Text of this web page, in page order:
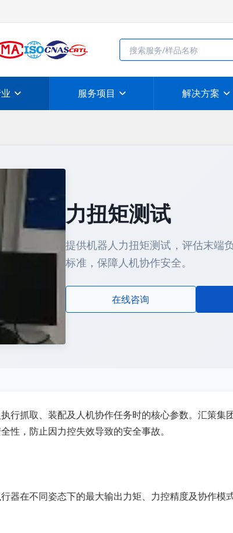
服务项目 解决方案
力扭矩测试
提供机器人力扭矩测试，评估末端
标准，保障人机协作安全。
在线咨询
行抓取、装配及人机协作任务时的核心参数。汇策
性，防止因力控失效导致的安全事故。
器在不同姿态下的最大输出力矩、力控精度及协作模